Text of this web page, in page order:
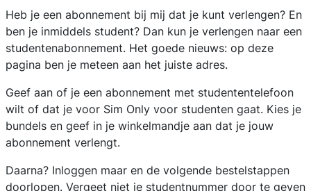
Heb je een abonnement bij mij dat je kunt verlengen? En
ben je inmiddels student? Dan kun je verlengen naar een
studentenabonnement. Het goede nieuws: op deze
pagina ben je meteen aan het juiste adres.
Geef aan of je een abonnement met studententelefoon
wilt of dat je voor Sim Only voor studenten gaat. Kies je
bundels en geef in je winkelmandje aan dat je jouw
abonnement verlengt.
Daarna? Inloggen maar en de volgende bestelstappen
doorlopen. Vergeet niet je studentnummer door te geven